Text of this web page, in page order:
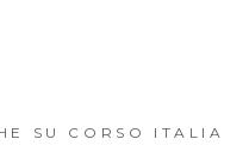
SU CORSO ITALIA